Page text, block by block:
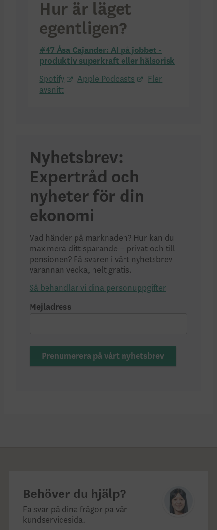
Hur är läget
egentligen?
#47 Åsa Cajander: AI på jobbet -
produktiv superkraft eller hälsorisk
Spotify Apple Podcasts
Fler
avsnitt
Nyhetsbrev:
Expertråd och
nyheter för din
ekonomi
Vad händer på marknaden? Hur kan du
maximera ditt sparande – privat och till
pensionen? Få svaren i vårt nyhetsbrev
varannan vecka, helt gratis.
Så behandlar vi dina personuppgifter
Mejladress
Prenumerera på vårt nyhetsbrev
Behöver du hjälp?
Få svar på dina frågor på vår
kundservicesida.